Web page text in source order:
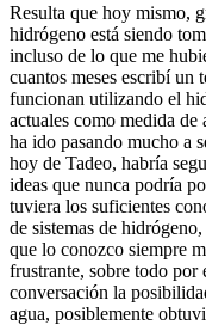
Resulta que hoy mismo,
hidrógeno está siendo
incluso de lo que me
cuantos meses escribí un
funcionan utilizando el
actuales como medida de
ha ido pasando mucho a
hoy de Tadeo, habría
ideas que nunca podría
tuviera los suficientes
de sistemas de
que lo conozco siempre
frustrante, sobre todo por
conversación la
agua, posiblemente